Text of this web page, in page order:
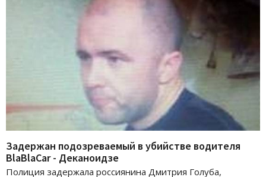
Задержан подозреваемый в убийстве водителя
BlaBlaCar - Деканоидзе
Полиция задержала россиянина Дмитрия Голуба,